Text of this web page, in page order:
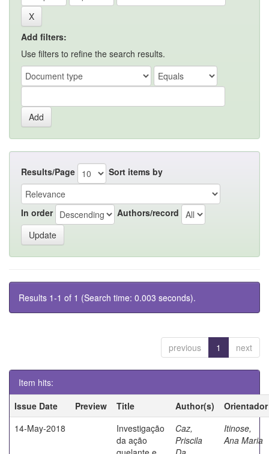
Add filters:
Use filters to refine the search results.
Results/Page Sort items by
In order Authors/record
Results 1-1 of 1 (Search time: 0.003 seconds).
previous 1 next
Item hits:
Issue Date
Preview Title Author(s)
Orientador
14-May-2018
Investigação
da ação
Caz,
Priscila
Itinose,
Ana Maria